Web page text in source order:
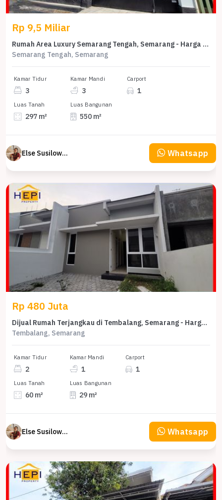
Rp 9,5 Miliar
Rumah Area Luxury Semarang Tengah, Semarang - Harga Menarik 9,5 Miliar
Semarang Tengah, Semarang
Kamar Tidur
3
Kamar Mandi
3
Carport
1
Luas Tanah
297 m²
Luas Bangunan
550 m²
Else Susilowaty Whatsapp
Rp 480 Juta
Dijual Rumah Terjangkau di Tembalang, Semarang - Harga 480 Juta
Tembalang, Semarang
Kamar Tidur
2
Kamar Mandi
1
Carport
1
Luas Tanah
60 m²
Luas Bangunan
29 m²
Else Susilowaty Whatsapp